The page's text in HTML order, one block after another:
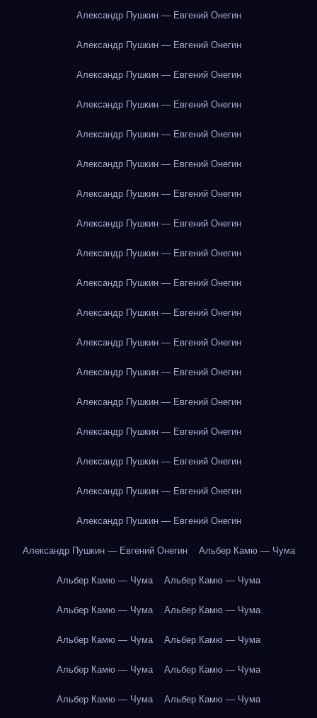
Александр Пушкин — Евгений Онегин
Александр Пушкин — Евгений Онегин
Александр Пушкин — Евгений Онегин
Александр Пушкин — Евгений Онегин
Александр Пушкин — Евгений Онегин
Александр Пушкин — Евгений Онегин
Александр Пушкин — Евгений Онегин
Александр Пушкин — Евгений Онегин
Александр Пушкин — Евгений Онегин
Александр Пушкин — Евгений Онегин
Александр Пушкин — Евгений Онегин
Александр Пушкин — Евгений Онегин
Александр Пушкин — Евгений Онегин
Александр Пушкин — Евгений Онегин
Александр Пушкин — Евгений Онегин
Александр Пушкин — Евгений Онегин
Александр Пушкин — Евгений Онегин
Александр Пушкин — Евгений Онегин
Александр Пушкин — Евгений Онегин Альбер Камю — Чума
Альбер Камю — Чума Альбер Камю — Чума
Альбер Камю — Чума Альбер Камю — Чума
Альбер Камю — Чума Альбер Камю — Чума
Альбер Камю — Чума Альбер Камю — Чума
Альбер Камю — Чума Альбер Камю — Чума